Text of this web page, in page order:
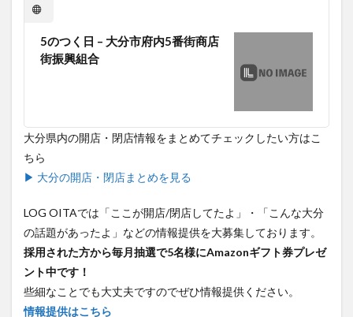
5のつく日 – 大分市府内5番街商店
街振興組合
大分県内の開店・閉店情報をまとめてチェックしたい方はこ
ちら
▶ 大分の開店・閉店まとめを見る
LOG OITAでは「ここが開店/閉店してたよ」・「こんな大分
の話題があったよ」などの情報提供を大募集しております。
採用された方から毎月抽選で5名様にAmazonギフト券プレゼ
ント中です！
些細なことでも大丈夫ですのでぜひ情報提供ください。
情報提供はこちら